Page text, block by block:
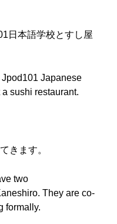
日本語学校とすし屋
Japanese
sushi restaurant.
きます。
two
They are co-
formally.